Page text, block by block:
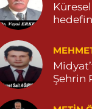
0 (482) 591 10 91
Turan Eczanesi
MAHALLE
OCAĞI YANI
Şehrin